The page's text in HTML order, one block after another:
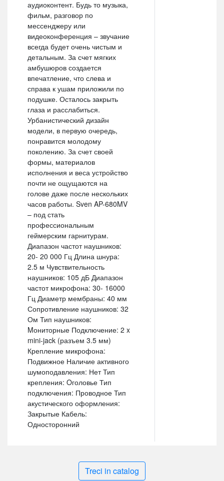
аудиоконтент. Будь то музыка,
фильм, разговор по
мессенджеру или
видеоконференция – звучание
всегда будет очень чистым и
детальным. За счет мягких
амбушюров создается
впечатление, что слева и
справа к ушам приложили по
подушке. Осталось закрыть
глаза и расслабиться.
Урбанистический дизайн
модели, в первую очередь,
понравится молодому
поколению. За счет своей
формы, материалов
исполнения и веса устройство
почти не ощущаются на
голове даже после нескольких
часов работы. Sven AP-680MV
– под стать
профессиональным
геймерским гарнитурам.
Диапазон частот наушников:
20- 20 000 Гц Длина шнура:
2.5 м Чувствительность
наушников: 105 дБ Диапазон
частот микрофона: 30- 16000
Гц Диаметр мембраны: 40 мм
Сопротивление наушников: 32
Ом Тип наушников:
Mониторные Подключение: 2 x
mini-jack (разъем 3.5 мм)
Крепление микрофона:
Подвижное Наличие активного
шумоподавления: Нет Тип
крепления: Oголовье Тип
подключения: Проводное Тип
акустического оформления:
Закрытые Кабель:
Односторонний
Treci in catalog